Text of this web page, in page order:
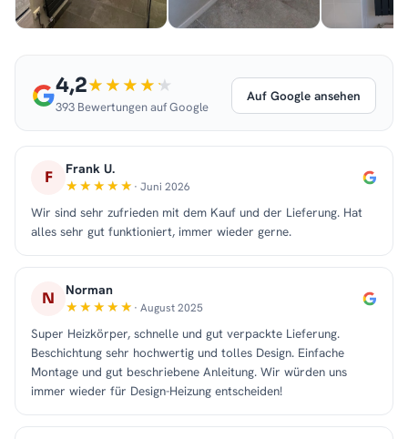
4,2
393 Bewertungen auf Google
Auf Google ansehen
F Frank U.
· Juni 2026
Wir sind sehr zufrieden mit dem Kauf und der Lieferung. Hat
alles sehr gut funktioniert, immer wieder gerne.
N Norman
· August 2025
Super Heizkörper, schnelle und gut verpackte Lieferung.
Beschichtung sehr hochwertig und tolles Design. Einfache
Montage und gut beschriebene Anleitung. Wir würden uns
immer wieder für Design-Heizung entscheiden!